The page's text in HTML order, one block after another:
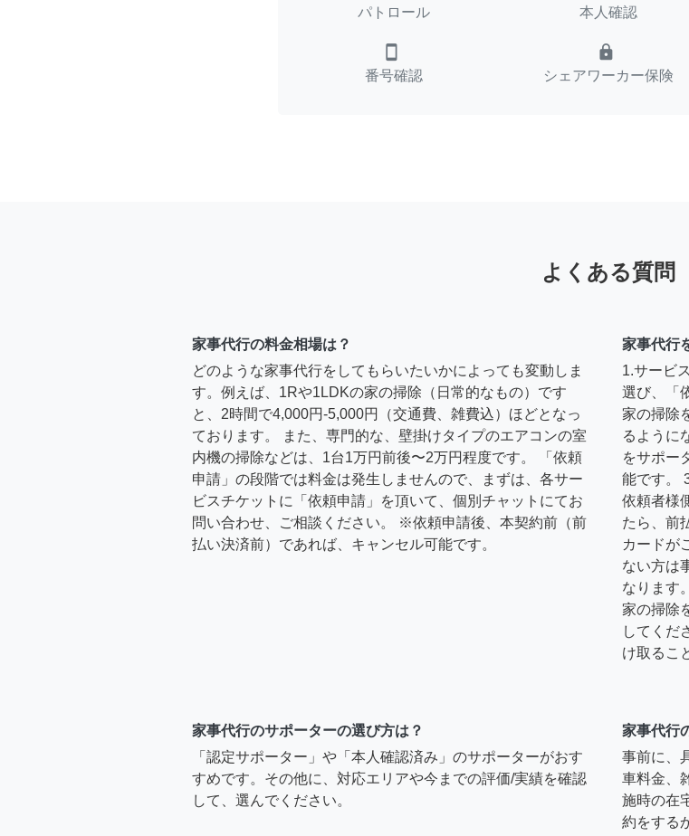
パトロール 本人確認
smartphone
番号確認
lock
シェアワーカー保険
よくある質問
家事代行の料金相場は？
どのような家事代行をしてもらいたいかによっても変動しま
す。例えば、1Rや1LDKの家の掃除（日常的なもの）です
と、2時間で4,000円-5,000円（交通費、雑費込）ほどとなっ
ております。 また、専門的な、壁掛けタイプのエアコンの室
内機の掃除などは、1台1万円前後〜2万円程度です。 「依頼
申請」の段階では料金は発生しませんので、まずは、各サー
ビスチケットに「依頼申請」を頂いて、個別チャットにてお
問い合わせ、ご相談ください。 ※依頼申請後、本契約前（前
払い決済前）であれば、キャンセル可能です。
家事代行
1.サービ
選び、「
家の掃除
るように
をサポー
能です。
依頼者様
たら、前
カードが
ない方は
なります
家の掃除
してくだ
け取るこ
家事代行のサポーターの選び方は？
「認定サポーター」や「本人確認済み」のサポーターがおす
すめです。その他に、対応エリアや今までの評価/実績を確認
して、選んでください。
家事代行
事前に、
車料金、
施時の在
約をする